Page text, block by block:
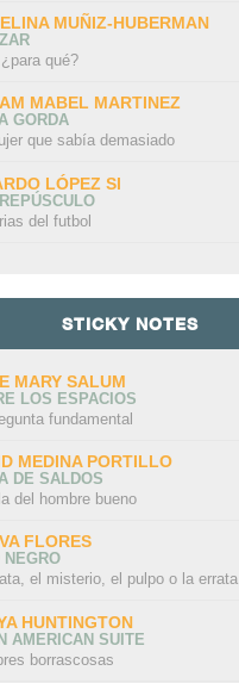
DE
MUÑIZ-HUBERMAN
¿para qué?
MABEL MARTINEZ
GORDA
que sabía demasiado
LÓPEZ SI
del futbol
STICKY NOTES
MARY SALUM
LOS ESPACIOS
fundamental
MEDINA PORTILLO
DE SALDOS
del hombre bueno
FLORES
NEGRO
el misterio, el pulpo o la errata
HUNTINGTON
AMERICAN SUITE
borrascosas